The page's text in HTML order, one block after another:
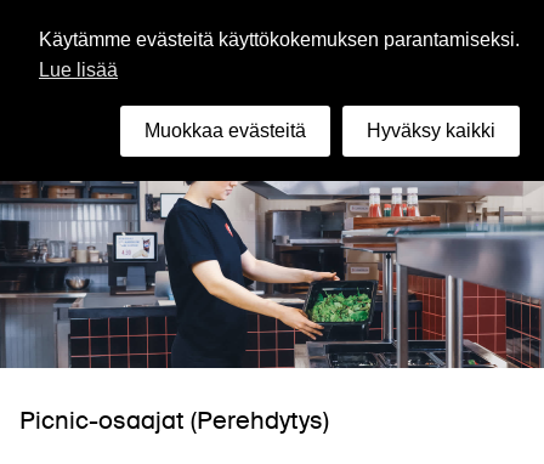
Suomi
Picnic-osaajat (Perehdytys)
Käytämme evästeitä käyttökokemuksen parantamiseksi.
Lue lisää
Muokkaa evästeitä Hyväksy kaikki